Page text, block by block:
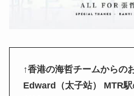
↑香港の海哲チームからの
Edward（太子站） MTR駅